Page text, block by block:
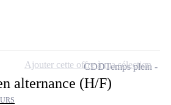
alternance (H/F)
CDDTemps plein
Ajouter cette offre à ma sélection